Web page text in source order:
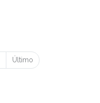
Último